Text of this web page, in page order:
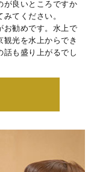
が良いところですか
てください。
お勧めです。水上で
光を水上からでき
話も盛り上がるでし